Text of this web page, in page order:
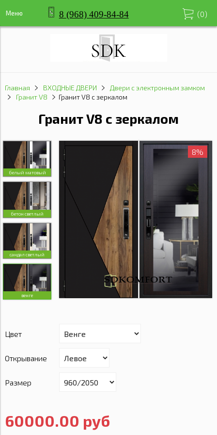
Меню 8 (968) 409-84-84 (0)
Главная ВХОДНЫЕ ДВЕРИ
Двери с электронным замком
Гранит V8
Гранит V8 с зеркалом
Гранит V8 с зеркалом
белый матовый
бетон светлый
сандал светлый
венге
8% 8%
Цвет
Открывание
Размер
60000.00 руб